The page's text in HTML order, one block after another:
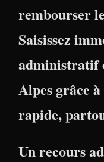
rembourser
Saisissez
administratif
Alpes grâce
rapide,
Un recours